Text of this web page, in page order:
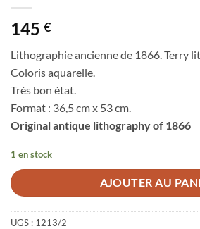
145 €
Lithographie ancienne de 1866. Terry
Coloris aquarelle.
Très bon état.
Format : 36,5 cm x 53 cm.
Original antique lithography of 1866
1 en stock
AJOUTER AU
UGS : 1213/2